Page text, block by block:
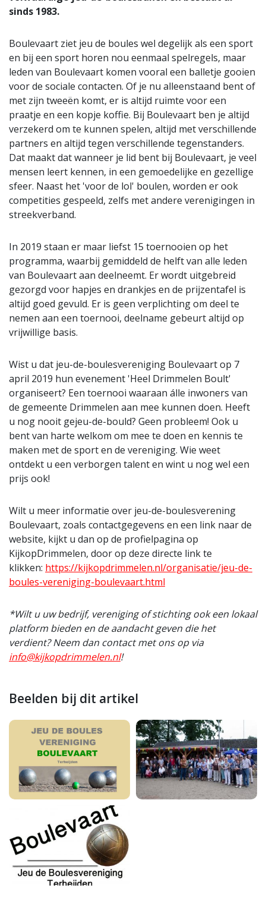
sinds 1983.
Boulevaart ziet jeu de boules wel degelijk als een sport
en bij een sport horen nou eenmaal spelregels, maar
leden van Boulevaart komen vooral een balletje gooien
voor de sociale contacten. Of je nu alleenstaand bent of
met zijn tweeën komt, er is altijd ruimte voor een
praatje en een kopje koffie. Bij Boulevaart ben je altijd
verzekerd om te kunnen spelen, altijd met verschillende
partners en altijd tegen verschillende tegenstanders.
Dat maakt dat wanneer je lid bent bij Boulevaart, je veel
mensen leert kennen, in een gemoedelijke en gezellige
sfeer. Naast het 'voor de lol' boulen, worden er ook
competities gespeeld, zelfs met andere verenigingen in
streekverband.
In 2019 staan er maar liefst 15 toernooien op het
programma, waarbij gemiddeld de helft van alle leden
van Boulevaart aan deelneemt. Er wordt uitgebreid
gezorgd voor hapjes en drankjes en de prijzentafel is
altijd goed gevuld. Er is geen verplichting om deel te
nemen aan een toernooi, deelname gebeurt altijd op
vrijwillige basis.
Wist u dat jeu-de-boulesvereniging Boulevaart op 7
april 2019 hun evenement 'Heel Drimmelen Boult'
organiseert? Een toernooi waaraan álle inwoners van
de gemeente Drimmelen aan mee kunnen doen. Heeft
u nog nooit gejeu-de-bould? Geen probleem! Ook u
bent van harte welkom om mee te doen en kennis te
maken met de sport en de vereniging. Wie weet
ontdekt u een verborgen talent en wint u nog wel een
prijs ook!
Wilt u meer informatie over jeu-de-boulesverening
Boulevaart, zoals contactgegevens en een link naar de
website, kijkt u dan op de profielpagina op
KijkopDrimmelen, door op deze directe link te
klikken: https://kijkopdrimmelen.nl/organisatie/jeu-de-
boules-vereniging-boulevaart.html
*Wilt u uw bedrijf, vereniging of stichting ook een lokaal
platform bieden en de aandacht geven die het
verdient? Neem dan contact met ons op via
info@kijkopdrimmelen.nl!
Beelden bij dit artikel